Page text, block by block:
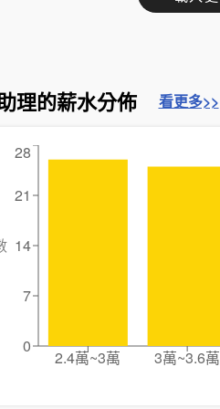
理的薪水分佈 看更多>>
2.4萬~3萬 3萬~3.6萬
0
7
14
21
28